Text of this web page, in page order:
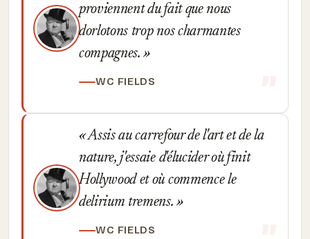
proviennent du fait que nous
dorlotons trop nos charmantes
compagnes.
WC FIELDS
Assis au carrefour de l'art et de la
nature, j'essaie d'élucider où finit
Hollywood et où commence le
delirium tremens.
WC FIELDS